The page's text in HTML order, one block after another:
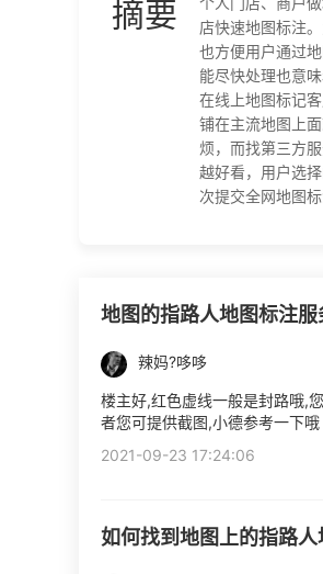
摘要
店快速地图标注
也方便用户通过
能尽快处理也意
在线上地图标记
铺在主流地图上
烦，而找第三方
越好看，用户选
次提交全网地图
地图的指路人地图标注服
辣妈?哆哆
楼主好,红色虚线一般是封路哦,
者您可提供截图,小德参考一下哦
2021-09-23 17:24:06
如何找到地图上的指路人